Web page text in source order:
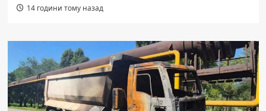
14 години тому назад